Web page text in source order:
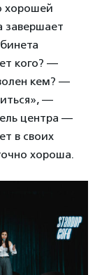
хорошей
завершает
кого? —
кем? —
—
центра —
в своих
хороша.